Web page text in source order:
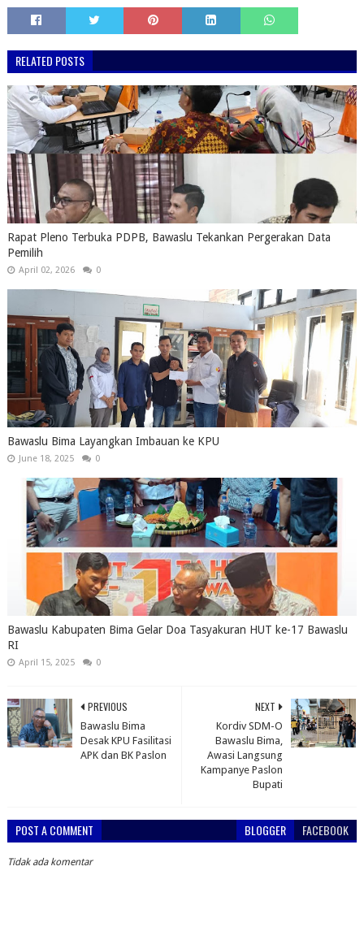
RELATED POSTS
Rapat Pleno Terbuka PDPB, Bawaslu Tekankan Pergerakan Data
Pemilih
April 02, 2026 0
Bawaslu Bima Layangkan Imbauan ke KPU
June 18, 2025 0
Bawaslu Kabupaten Bima Gelar Doa Tasyakuran HUT ke-17 Bawaslu
RI
April 15, 2025 0
NEXT
Kordiv SDM-O
Bawaslu Bima,
Awasi Langsung
Kampanye Paslon
Bupati
PREVIOUS
Bawaslu Bima
Desak KPU Fasilitasi
APK dan BK Paslon
POST A COMMENT BLOGGER FACEBOOK
Tidak ada komentar